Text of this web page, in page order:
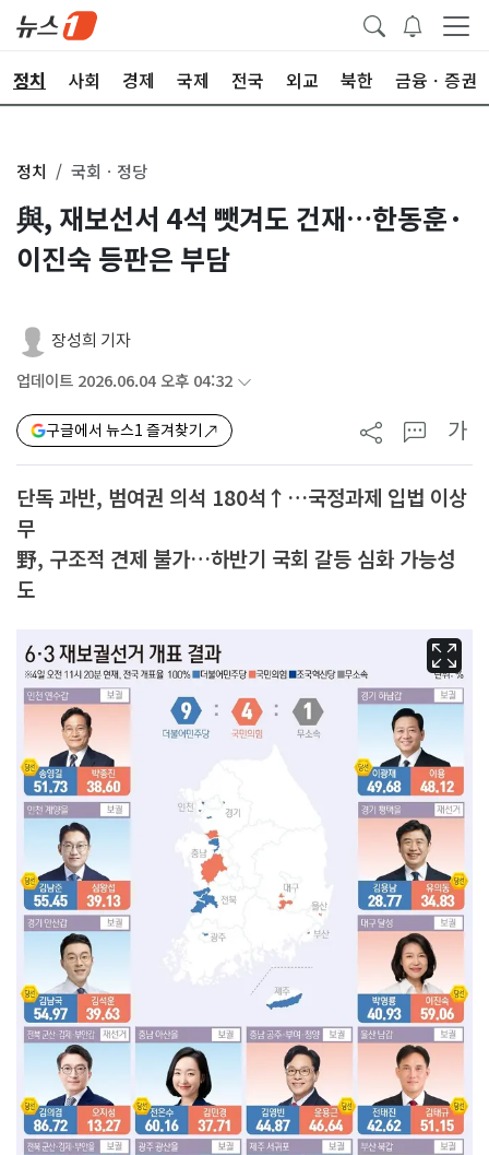
정치 사회 경제 국제 전국 외교 북한 금융ㆍ증권
정치 국회ㆍ정당
與, 재보선서 4석 뺏겨도 건재…한동훈·
이진숙 등판은 부담
장성희 기자
업데이트 2026.06.04 오후 04:32
구글에서 뉴스1 즐겨찾기 가
단독 과반, 범여권 의석 180석↑…국정과제 입법 이상
무
野, 구조적 견제 불가…하반기 국회 갈등 심화 가능성
도